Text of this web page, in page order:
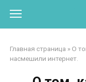
контенту
Главная страница » О
насмешили интернет.